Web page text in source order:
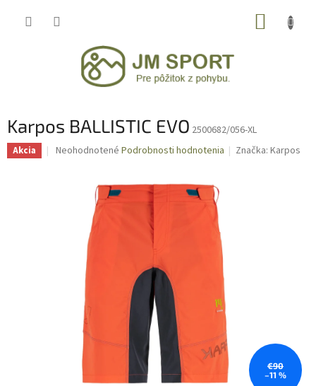
Karpos BALLISTIC EVO 2500682/056-XL
Akcia
Priemerné
hviezdičiek.
Neohodnotené Podrobnosti hodnotenia Značka:Karpos
€90
–11 %